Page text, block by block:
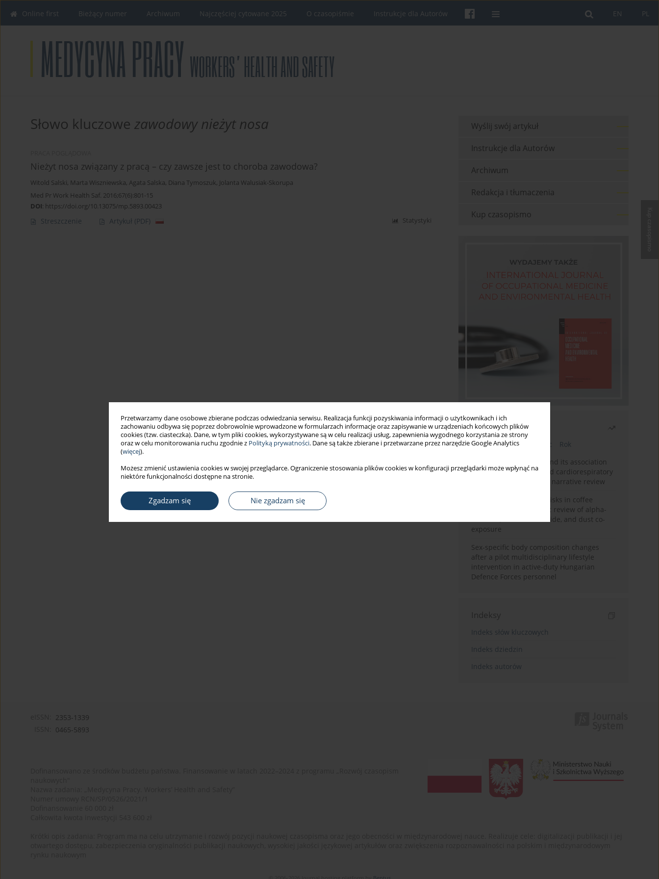
Przetwarzamy dane osobowe zbierane podczas odwiedzania serwisu. Realizacja funkcji pozyskiwania informacji o użytkownikach i ich
zachowaniu odbywa się poprzez dobrowolnie wprowadzone w formularzach informacje oraz zapisywanie w urządzeniach końcowych plików
cookies (tzw. ciasteczka). Dane, w tym pliki cookies, wykorzystywane są w celu realizacji usług, zapewnienia wygodnego korzystania ze strony
oraz w celu monitorowania ruchu zgodnie z Polityką prywatności. Dane są także zbierane i przetwarzane przez narzędzie Google Analytics
(więcej).
Możesz zmienić ustawienia cookies w swojej przeglądarce. Ograniczenie stosowania plików cookies w konfiguracji przeglądarki może wpłynąć na
niektóre funkcjonalności dostępne na stronie.
Zgadzam się Nie zgadzam się
PL
EN
Online first Bieżący numer Archiwum Najczęściej cytowane 2025 O czasopiśmie Instrukcje dla Autorów
Słowo kluczowe zawodowy nieżyt nosa
Nieżyt nosa związany z pracą – czy zawsze jest to choroba zawodowa?
Witold Salski, Marta Wiszniewska, Agata Salska, Diana Tymoszuk, Jolanta Walusiak-Skorupa
Med Pr Work Health Saf. 2016;67(6):801-15
DOI: https://doi.org/10.13075/mp.5893.00423
Streszczenie Artykuł (PDF) Statystyki
Wyślij swój artykuł
Instrukcje dla Autorów
Archiwum
Redakcja i tłumaczenia
Kup czasopismo
Najczęściej czytane
Bieżący numer Miesiąc
Rok
Occupational burnout and its association
with physical activity and cardiorespiratory
fitness among nurses: a narrative review
Synergistic respiratory risks in coffee
processing: a systematic review of alpha-
diketone, carbon monoxide, and dust co-
exposure
Sex-specific body composition changes
after a pilot multidisciplinary lifestyle
intervention in active-duty Hungarian
Defence Forces personnel
Indeksy
Indeks słów kluczowych
Indeks dziedzin
Indeks autorów
2353-1339
0465-5893